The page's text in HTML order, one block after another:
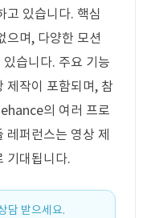
고 있습니다. 핵심
으며, 다양한 모션
습니다. 주요 기능
제작이 포함되며, 참
의 여러 프로
레퍼런스는 영상 제
기대됩니다.
담 받으세요.